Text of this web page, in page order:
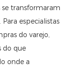
transformaram
especialistas
do varejo,
do que
onde a